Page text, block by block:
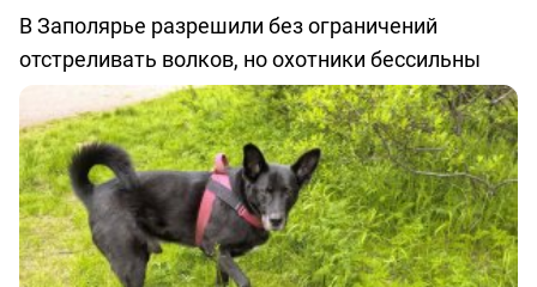
В Заполярье разрешили без ограничений
отстреливать волков, но охотники бессильны